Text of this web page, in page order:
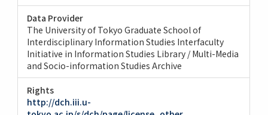
Data Provider
The University of Tokyo Graduate School of
Interdisciplinary Information Studies Interfaculty
Initiative in Information Studies Library / Multi-Media
and Socio-information Studies Archive
Rights
http://dch.iii.u-